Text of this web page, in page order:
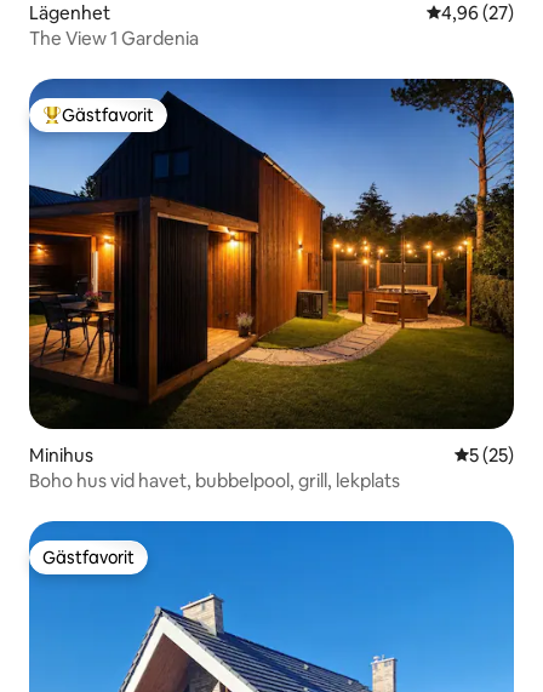
Lägenhet 4,96 av 5 i
4,96 (27)
The View 1 Gardenia
Populär gästfavorit
Gästfavorit
Minihus 5 av 5 i
5 (25)
Boho hus vid havet, bubbelpool, grill, lekplats
Gästfavorit
Gästfavorit